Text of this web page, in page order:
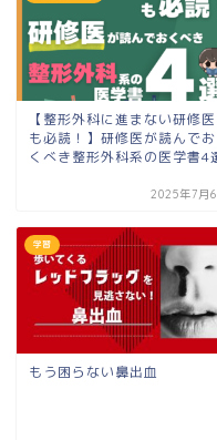
【整形外科に進まない研修医
も必読！】研修医が読んでお
くべき整形外科系の医学書4
2025年7月6
学習
もう困らない鼻出血